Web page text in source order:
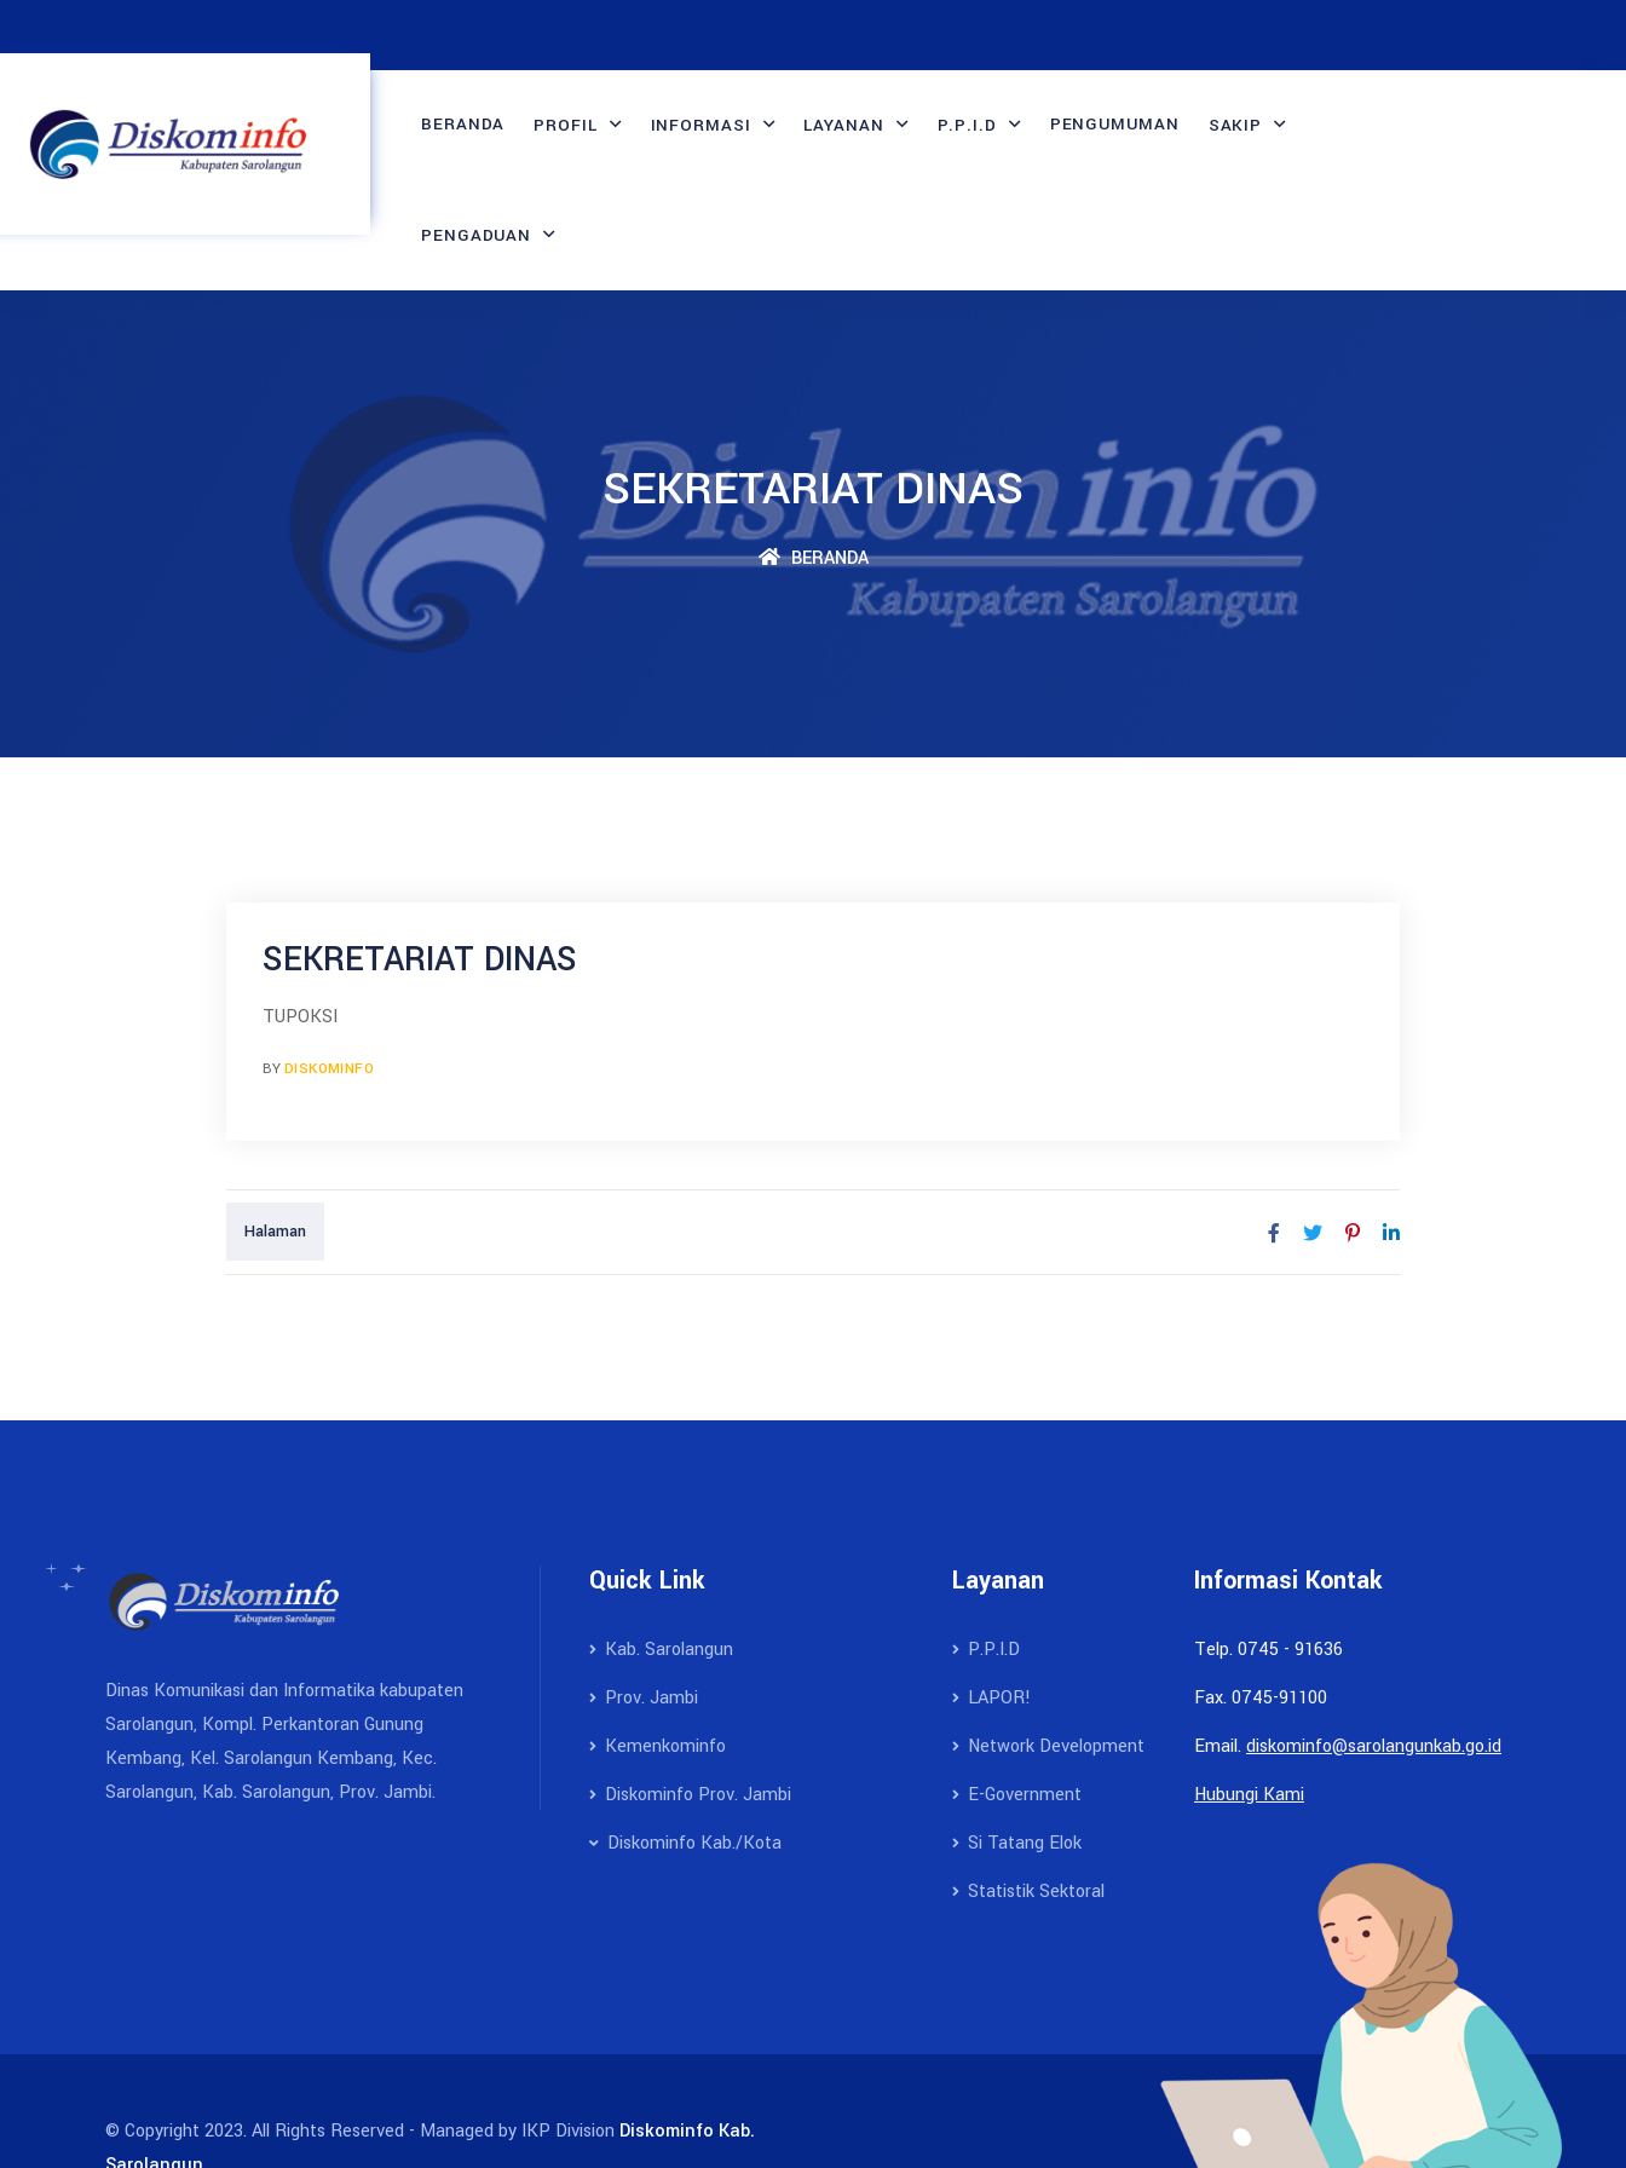
BERANDA PROFIL INFORMASI LAYANAN P.P.I.D PENGUMUMAN SAKIP
PENGADUAN
SEKRETARIAT DINAS
BERANDA
SEKRETARIAT DINAS
TUPOKSI
BYDISKOMINFO
Halaman
Dinas Komunikasi dan Informatika kabupaten
Sarolangun, Kompl. Perkantoran Gunung
Kembang, Kel. Sarolangun Kembang, Kec.
Sarolangun, Kab. Sarolangun, Prov. Jambi.
Quick Link
Kab. Sarolangun
Prov. Jambi
Kemenkominfo
Diskominfo Prov. Jambi
Diskominfo Kab./Kota
Layanan
P.P.I.D
LAPOR!
Network Development
E-Government
Si Tatang Elok
Statistik Sektoral
Informasi Kontak
Telp. 0745 - 91636
Fax. 0745-91100
Email.diskominfo@sarolangunkab.go.id
Hubungi Kami
© Copyright 2023. All Rights Reserved - Managed by IKP Division Diskominfo Kab.